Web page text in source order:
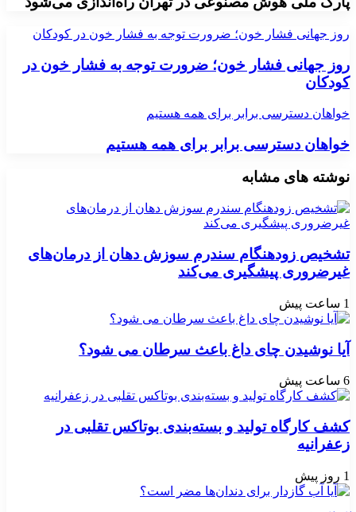
روز جهانی فشار خون؛ ضرورت توجه به فشار خون در کودکان
روز جهانی فشار خون؛ ضرورت توجه به فشار خون در
کودکان
خواهان دسترسی برابر برای همه هستیم
خواهان دسترسی برابر برای همه هستیم
نوشته های مشابه
تشخیص زودهنگام سندرم سوزش دهان از درمان‌های
غیرضروری پیشگیری می‌کند
1 ساعت پیش
آیا نوشیدن چای داغ باعث سرطان می شود؟
6 ساعت پیش
کشف کارگاه تولید و بسته‌بندی بوتاکس تقلبی در
زعفرانیه
1 روز پیش